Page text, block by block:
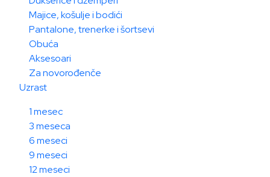
Majice, košulje i bodići
Pantalone, trenerke i šortsevi
Obuća
Aksesoari
Za novorođenče
Uzrast
1 mesec
3 meseca
6 meseci
9 meseci
12 meseci